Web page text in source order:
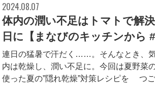
2024.08.07
体内の潤い不足はトマトで解
日に【まなびのキッチンから
連日の猛暑で汗だく……。そんなとき、
内は乾燥し、潤い不足に。今回は夏野菜
使った夏の”隠れ乾燥”対策レシピを2つご